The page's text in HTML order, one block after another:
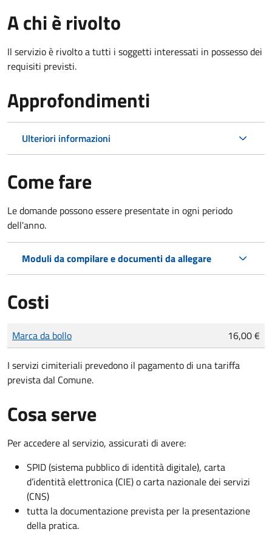
A chi è rivolto
Il servizio è rivolto a tutti i soggetti interessati in possesso dei
requisiti previsti.
Approfondimenti
Ulteriori informazioni
Come fare
Le domande possono essere presentate in ogni periodo
dell'anno.
Moduli da compilare e documenti da allegare
Costi
Tipo di pagamento
Importo
Marca da bollo 16,00 €
I servizi cimiteriali prevedono il pagamento di una tariffa
prevista dal Comune.
Cosa serve
Per accedere al servizio, assicurati di avere:
SPID (sistema pubblico di identità digitale), carta
d’identità elettronica (CIE) o carta nazionale dei servizi
(CNS)
tutta la documentazione prevista per la presentazione
della pratica.